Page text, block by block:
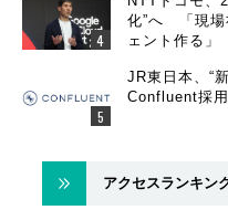
化”へ 「現場
ェント作る」
JR東日本、“
Confluent採用
アクセスランキン